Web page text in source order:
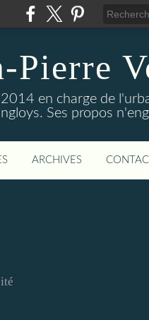
Pierre
en charge de
Ses propos
ARCHIVES